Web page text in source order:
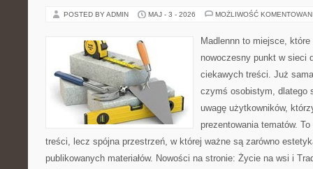
POSTED BY ADMIN MAJ - 3 - 2026 MOŻLIWOŚĆ
Madlennn to miejsce,
nowoczesny punkt w sieci
ciekawych treści. Już
czymś osobistym, dlatego
uwagę użytkowników,
prezentowania tematów.
treści, lecz spójna przestrzeń, w której ważne są zarówno
publikowanych materiałów. Nowości na stronie: Życie na wsi i